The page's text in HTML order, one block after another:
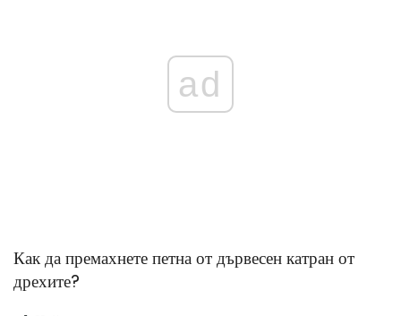
ad
Как да премахнете петна от дървесен катран от
дрехите?